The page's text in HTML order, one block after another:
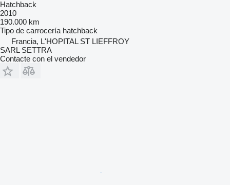
Hatchback
2010
190.000 km
Tipo de carrocería hatchback
Francia, L'HOPITAL ST LIEFFROY
SARL SETTRA
Contacte con el vendedor